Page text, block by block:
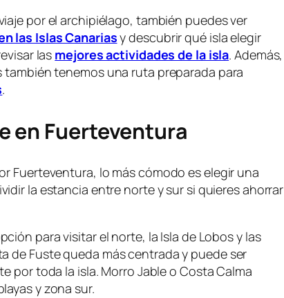
por el archipiélago, también puedes ver
las Islas Canariasy descubrir qué isla elegir
las mejores actividades de la isla. Además,
también tenemos una ruta preparada para
.
en Fuerteventura
Fuerteventura, lo más cómodo es elegir una
la estancia entre norte y sur si quieres ahorrar
para visitar el norte, la Isla de Lobos y las
de Fuste queda más centrada y puede ser
por toda la isla. Morro Jable o Costa Calma
y zona sur.